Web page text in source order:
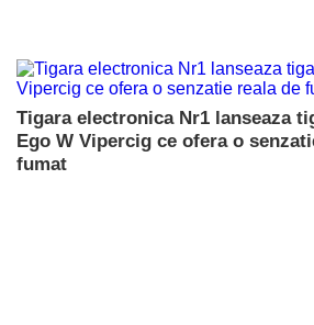
Tigara electronica Nr1 lanseaza
Ego W Vipercig ce ofera o
fumat